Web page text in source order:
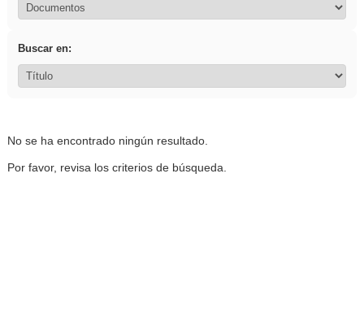
Buscar en:
No se ha encontrado ningún resultado.
Por favor, revisa los criterios de búsqueda.